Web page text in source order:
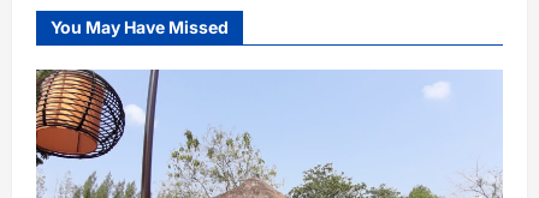
เกลือ
ร้าน
อาหาร
ทะเล
แสน
อร่อย
แนะนำ
ให้
ทาน
ที่
พัทยา
You May Have Missed